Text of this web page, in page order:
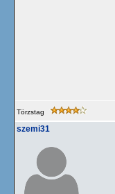
Törzstag
szemi31